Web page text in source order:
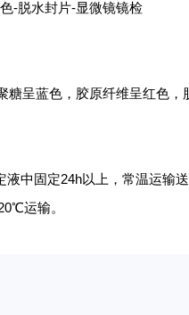
-脱水封片-显微镜镜检
糖呈蓝色，胶原纤维呈红色，
液中固定24h以上，常温运输
运输。